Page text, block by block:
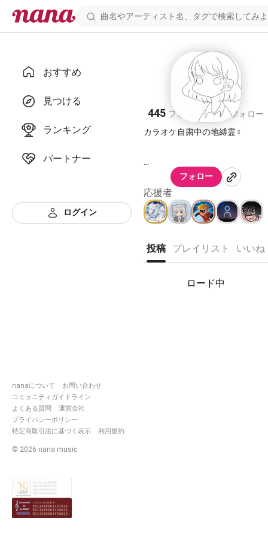
おすすめ
見つける
ランキング
パートナー
ログイン
nanaについて
お問い合わせ
コミュニティガイドライン
よくある質問
運営会社
プライバシーポリシー
特定商取引法に基づく表示
利用規約
© 2026 nana music
DaRi
445 フォロワー268 フォロー
カラオケ自粛中の地縛霊♀
はじめましての方はこちらから
https://nana-
music.com/playlists/2810498/
http://nana-
music.com/users/2582816/
フォロー
応援者
投稿 プレイリスト いいね
ロード中